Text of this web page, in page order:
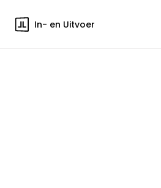
In- en Uitvoer